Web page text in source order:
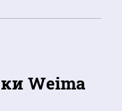
Weima